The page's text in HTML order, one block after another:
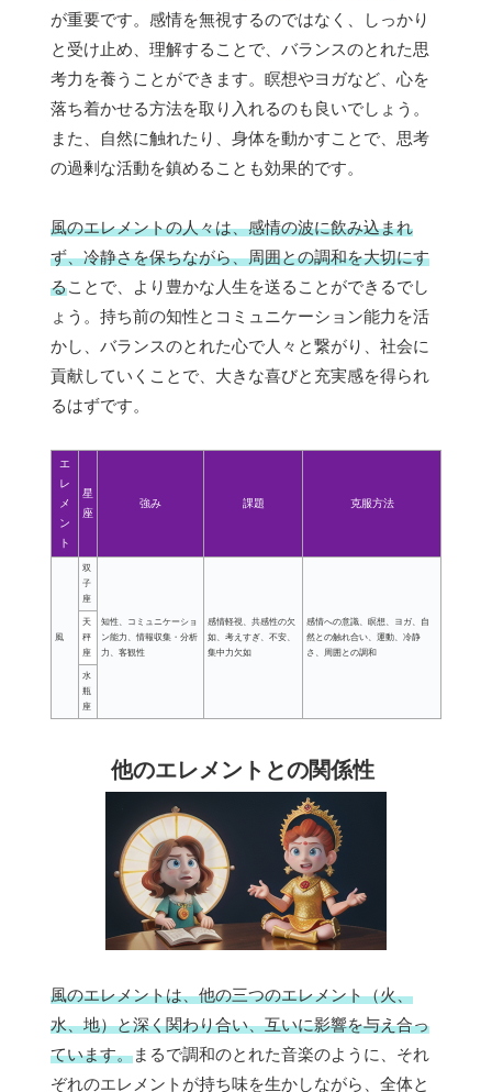
が重要です。感情を無視するのではなく、しっかり
と受け止め、理解することで、バランスのとれた思
考力を養うことができます。瞑想やヨガなど、心を
落ち着かせる方法を取り入れるのも良いでしょう。
また、自然に触れたり、身体を動かすことで、思考
の過剰な活動を鎮めることも効果的です。
風のエレメントの人々は、感情の波に飲み込まれ
ず、冷静さを保ちながら、周囲との調和を大切にす
ることで、より豊かな人生を送ることができるでし
ょう。持ち前の知性とコミュニケーション能力を活
かし、バランスのとれた心で人々と繋がり、社会に
貢献していくことで、大きな喜びと充実感を得られ
るはずです。
エ
レ
メ
ン
ト
星
座
強み 課題 克服方法
風
双
子
座
知性、コミュニケーショ
ン能力、情報収集・分析
力、客観性
感情軽視、共感性の欠
如、考えすぎ、不安、
集中力欠如
感情への意識、瞑想、ヨガ、自
然との触れ合い、運動、冷静
さ、周囲との調和
天
秤
座
水
瓶
座
他のエレメントとの関係性
風のエレメントは、他の三つのエレメント（火、
水、地）と深く関わり合い、互いに影響を与え合っ
ています。まるで調和のとれた音楽のように、それ
ぞれのエレメントが持ち味を生かしながら、全体と